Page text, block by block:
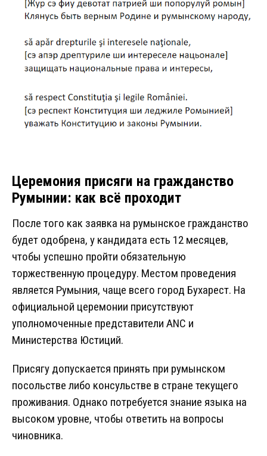
Церемония присяги на гражданство
Румынии: как всё проходит
После того как заявка на румынское гражданство
будет одобрена, у кандидата есть 12 месяцев,
чтобы успешно пройти обязательную
торжественную процедуру. Местом проведения
является Румыния, чаще всего город Бухарест. На
официальной церемонии присутствуют
уполномоченные представители ANC и
Министерства Юстиций.
Присягу допускается принять при румынском
посольстве либо консульстве в стране текущего
проживания. Однако потребуется знание языка на
высоком уровне, чтобы ответить на вопросы
чиновника.